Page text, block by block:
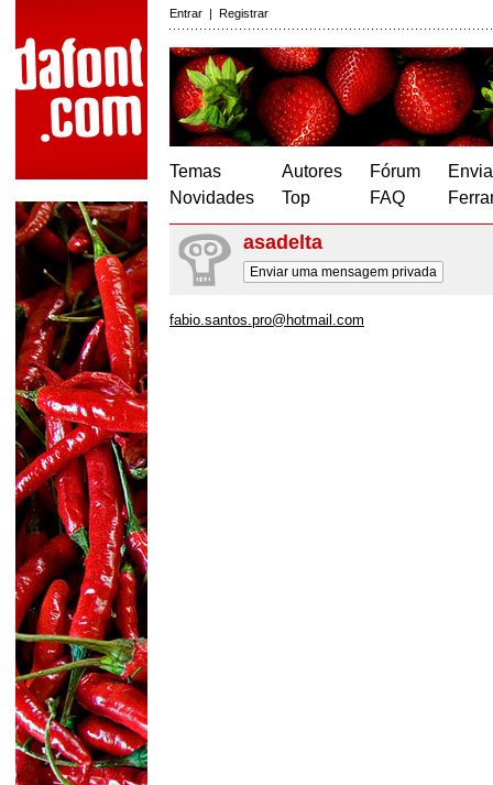
Entrar | Registrar
Temas
Novidades
Autores
Top
Fórum
FAQ
asadelta
Enviar uma mensagem privada
fabio.santos.pro@hotmail.com